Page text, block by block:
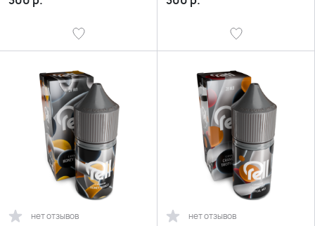
нет отзывов нет отзывов